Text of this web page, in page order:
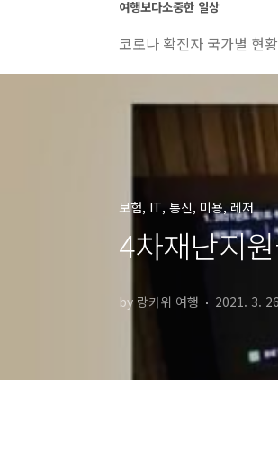
여행보다소중한 일상
코로나 확진자 국가별 현황
보험, IT, 통신, 미용, 레저
4차재난지
by 랑카위 여행 2021. 3.